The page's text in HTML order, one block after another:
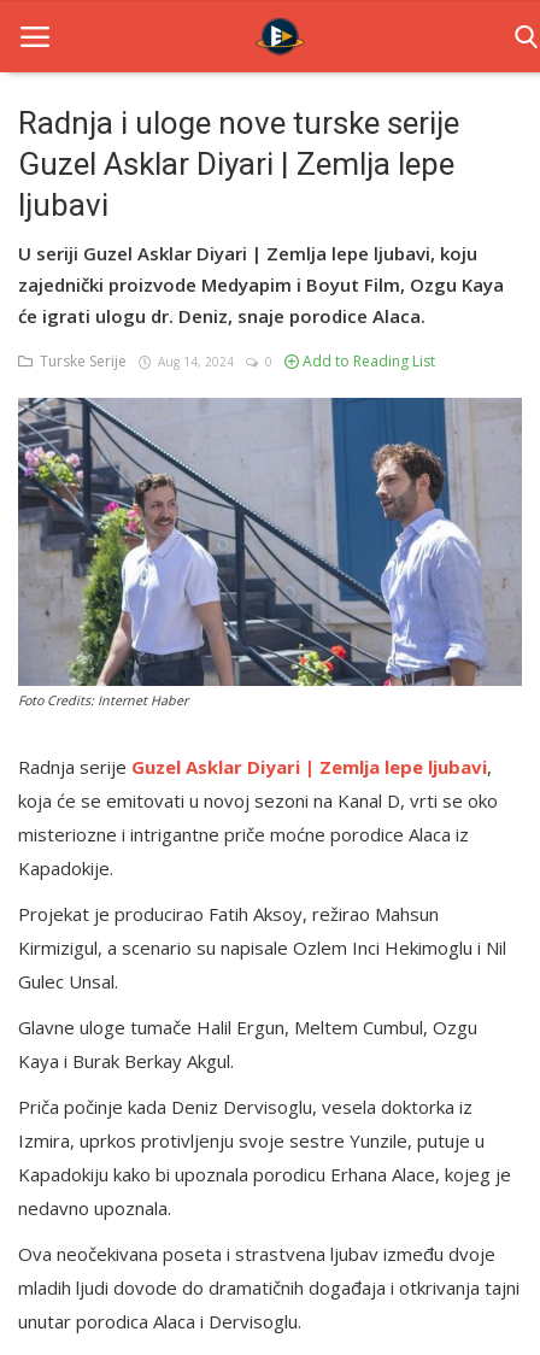
Home
Novosti
TV Serije
Filmovi
Contact
Login
Register
English
Radnja i uloge nove turske serije
Guzel Asklar Diyari | Zemlja lepe
ljubavi
U seriji Guzel Asklar Diyari | Zemlja lepe ljubavi, koju
zajednički proizvode Medyapim i Boyut Film, Ozgu Kaya
će igrati ulogu dr. Deniz, snaje porodice Alaca.
Turske Serije Aug 14, 2024 0 Add to Reading List
Foto Credits: Internet Haber
Radnja serije Guzel Asklar Diyari | Zemlja lepe ljubavi,
koja će se emitovati u novoj sezoni na Kanal D, vrti se oko
misteriozne i intrigantne priče moćne porodice Alaca iz
Kapadokije.
Projekat je producirao Fatih Aksoy, režirao Mahsun
Kirmizigul, a scenario su napisale Ozlem Inci Hekimoglu i Nil
Gulec Unsal.
Glavne uloge tumače Halil Ergun, Meltem Cumbul, Ozgu
Kaya i Burak Berkay Akgul.
Priča počinje kada Deniz Dervisoglu, vesela doktorka iz
Izmira, uprkos protivljenju svoje sestre Yunzile, putuje u
Kapadokiju kako bi upoznala porodicu Erhana Alace, kojeg je
nedavno upoznala.
Ova neočekivana poseta i strastvena ljubav između dvoje
mladih ljudi dovode do dramatičnih događaja i otkrivanja tajni
unutar porodica Alaca i Dervisoglu.